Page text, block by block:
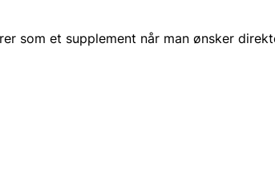
som et supplement når man ønsker